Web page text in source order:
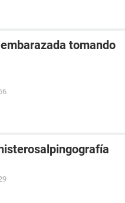
tomando